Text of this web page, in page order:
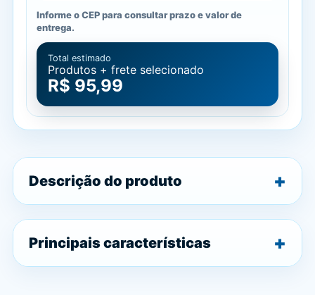
Informe o CEP para consultar prazo e valor de
entrega.
Total estimado
Produtos + frete selecionado
R$ 95,99
Descrição do produto
Principais características